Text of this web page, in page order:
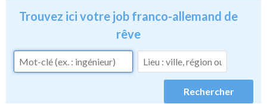
Trouvez ici votre job franco-allemand de
rêve